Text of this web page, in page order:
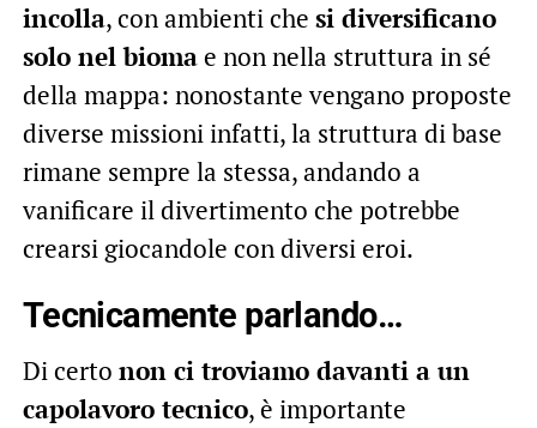
incolla, con ambienti che si diversificano
solo nel biomae non nella struttura in sé
della mappa: nonostante vengano proposte
diverse missioni infatti, la struttura di base
rimane sempre la stessa, andando a
vanificare il divertimento che potrebbe
crearsi giocandole con diversi eroi.
Tecnicamente parlando…
Di certo non ci troviamo davanti a un
capolavoro tecnico, è importante